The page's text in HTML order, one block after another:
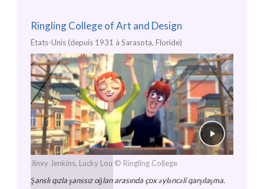
Ringling College of Art and Design
États-Unis (depuis 1931 à Sarasota, Floride)
Jinxy Jenkins, Lucky Lou © Ringling College
Şanslı qızla şanssız oğlan arasında çox əyləncəli qarşılaşma.